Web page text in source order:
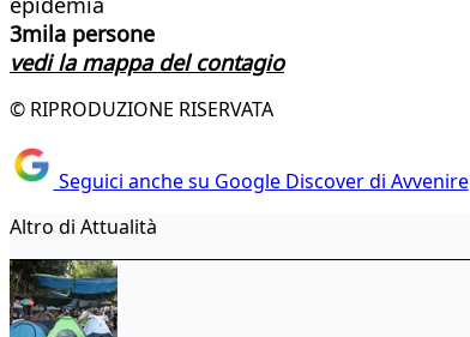
3mila persone
vedi la mappa del contagio
© RIPRODUZIONE RISERVATA
Seguici anche su Google Discover di Avvenire
Altro di Attualità